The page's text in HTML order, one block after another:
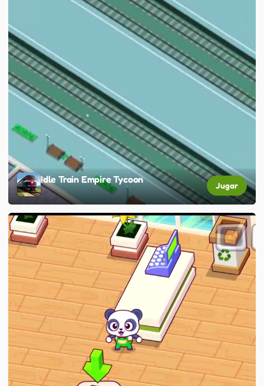
Idle Train Empire Tycoon
Jugar